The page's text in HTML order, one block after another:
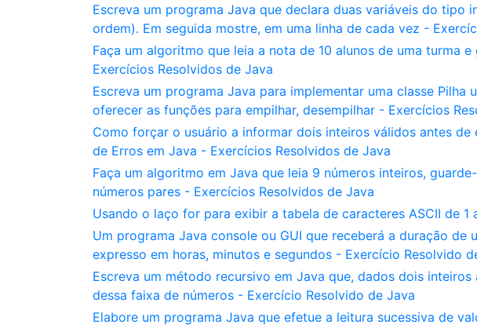
Escreva um programa Java que declara duas variáveis do tipo
ordem). Em seguida mostre, em uma linha de cada vez -
Faça um algoritmo que leia a nota de 10 alunos de uma turma
Exercícios Resolvidos de Java
Escreva um programa Java para implementar uma classe Pilha
oferecer as funções para empilhar, desempilhar - Exercícios
Como forçar o usuário a informar dois inteiros válidos antes
de Erros em Java - Exercícios Resolvidos de Java
Faça um algoritmo em Java que leia 9 números inteiros,
números pares - Exercícios Resolvidos de Java
Usando o laço for para exibir a tabela de caracteres ASCII de 1
Um programa Java console ou GUI que receberá a duração de
expresso em horas, minutos e segundos - Exercício Resolvido
Escreva um método recursivo em Java que, dados dois
dessa faixa de números - Exercício Resolvido de Java
Elabore um programa Java que efetue a leitura sucessiva de